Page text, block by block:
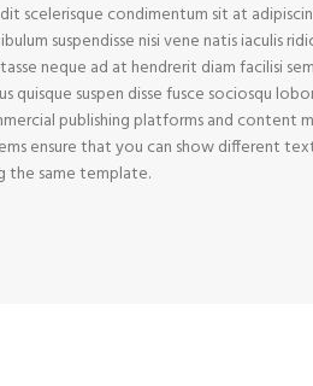
scelerisque condimentum sit at
suspendisse nisi vene natis iaculis
neque ad at hendrerit diam facilisi
quisque suspen disse fusce sociosqu
publishing platforms and content
ensure that you can show different
the same template.